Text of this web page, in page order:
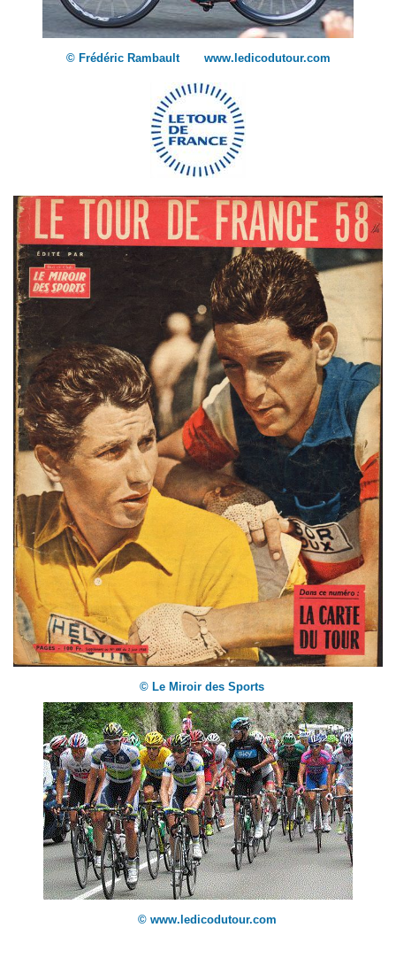
© Frédéric Rambault www.ledicodutour.com
© Le Miroir des Sports
© www.ledicodutour.com